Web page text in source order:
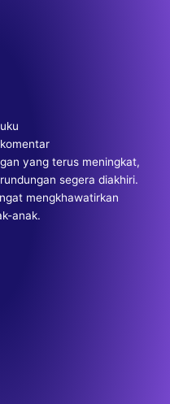
yang terus meningkat,
segera diakhiri.
mengkhawatirkan
anak.